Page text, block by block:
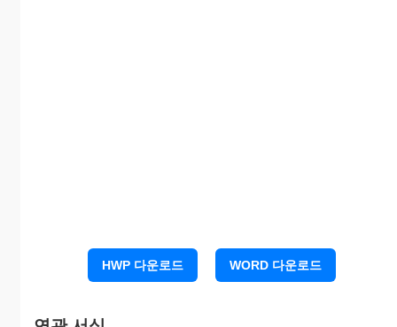
HWP 다운로드 WORD 다운로드